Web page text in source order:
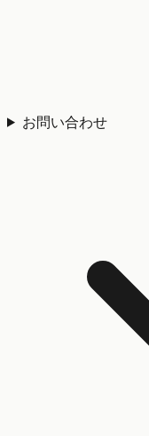
お問い合わせ